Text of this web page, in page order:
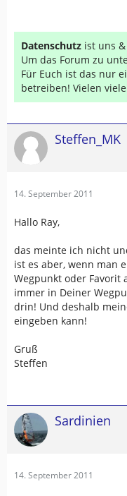
Datenschutz ist uns
Um das Forum zu
Für Euch ist das nur
betreiben! Vielen
Steffen_MK
14. September 2011
Hallo Ray,
das meinte ich nicht
ist es aber, wenn man
Wegpunkt oder Favorit
immer in Deiner
drin! Und deshalb
eingeben kann!
Gruß
Steffen
Sardinien
14. September 2011